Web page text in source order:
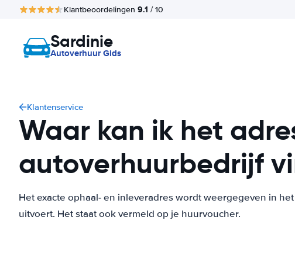
Klantbeoordelingen 9.1 / 10
Sardinie
Autoverhuur Gids
Klantenservice
Waar kan ik het
autoverhuurbedrijf
Het exacte ophaal- en inleveradres wordt weergegeven in
uitvoert. Het staat ook vermeld op je huurvoucher.